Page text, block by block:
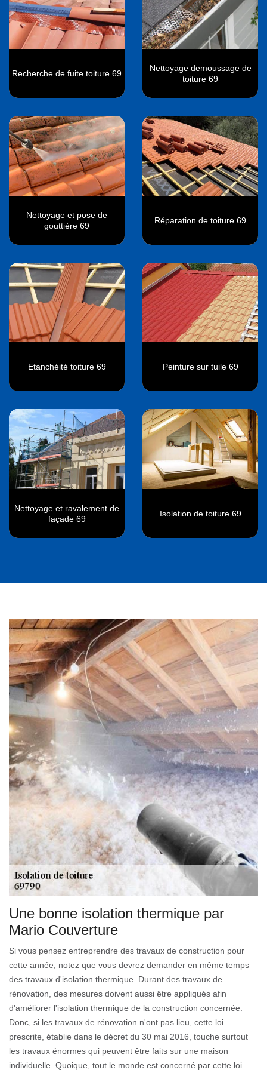
Recherche de fuite toiture 69
Nettoyage demoussage de
toiture 69
Nettoyage et pose de
gouttière 69
Réparation de toiture 69
Etanchéité toiture 69 Peinture sur tuile 69
Nettoyage et ravalement de
façade 69
Isolation de toiture 69
Une bonne isolation thermique par
Mario Couverture
Si vous pensez entreprendre des travaux de construction pour
cette année, notez que vous devrez demander en même temps
des travaux d'isolation thermique. Durant des travaux de
rénovation, des mesures doivent aussi être appliqués afin
d'améliorer l'isolation thermique de la construction concernée.
Donc, si les travaux de rénovation n'ont pas lieu, cette loi
prescrite, établie dans le décret du 30 mai 2016, touche surtout
les travaux énormes qui peuvent être faits sur une maison
individuelle. Quoique, tout le monde est concerné par cette loi.